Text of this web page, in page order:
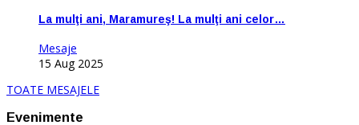
La mulţi ani, Maramureş! La mulţi ani celor…
Mesaje
15 Aug 2025
TOATE MESAJELE
Evenimente